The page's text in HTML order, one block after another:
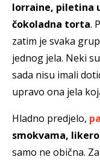
lorraine, piletina
čokoladna torta.
zatim je svaka
jednog jela. Neki
sada nisu imali
upravo ona jela
Hladno predjelo,
smokvama,
samo ne obična.